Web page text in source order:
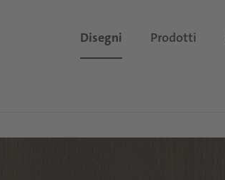
Disegni Prodotti